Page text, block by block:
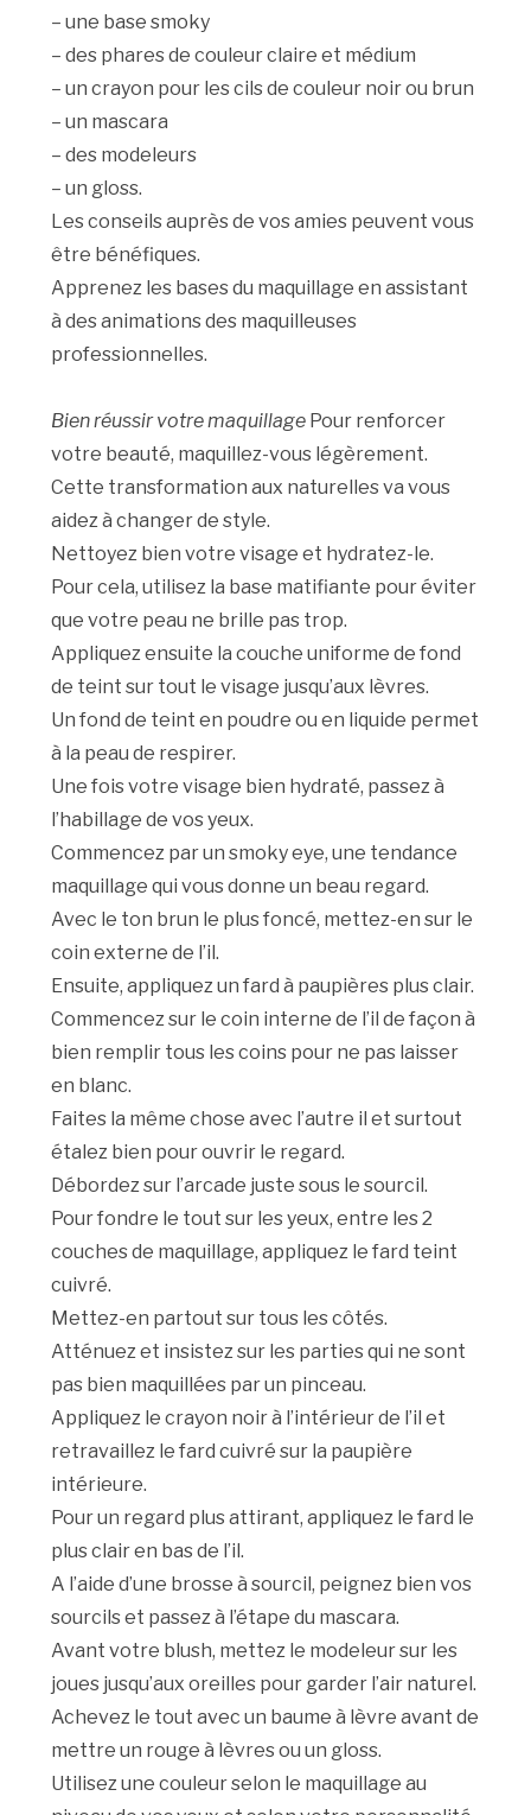
– une base smoky
– des phares de couleur claire et médium
– un crayon pour les cils de couleur noir ou brun
– un mascara
– des modeleurs
– un gloss.
Les conseils auprès de vos amies peuvent vous
être bénéfiques.
Apprenez les bases du maquillage en assistant
à des animations des maquilleuses
professionnelles.
Bien réussir votre maquillage Pour renforcer
votre beauté, maquillez-vous légèrement.
Cette transformation aux naturelles va vous
aidez à changer de style.
Nettoyez bien votre visage et hydratez-le.
Pour cela, utilisez la base matifiante pour éviter
que votre peau ne brille pas trop.
Appliquez ensuite la couche uniforme de fond
de teint sur tout le visage jusqu’aux lèvres.
Un fond de teint en poudre ou en liquide permet
à la peau de respirer.
Une fois votre visage bien hydraté, passez à
l’habillage de vos yeux.
Commencez par un smoky eye, une tendance
maquillage qui vous donne un beau regard.
Avec le ton brun le plus foncé, mettez-en sur le
coin externe de l’il.
Ensuite, appliquez un fard à paupières plus clair.
Commencez sur le coin interne de l’il de façon à
bien remplir tous les coins pour ne pas laisser
en blanc.
Faites la même chose avec l’autre il et surtout
étalez bien pour ouvrir le regard.
Débordez sur l’arcade juste sous le sourcil.
Pour fondre le tout sur les yeux, entre les 2
couches de maquillage, appliquez le fard teint
cuivré.
Mettez-en partout sur tous les côtés.
Atténuez et insistez sur les parties qui ne sont
pas bien maquillées par un pinceau.
Appliquez le crayon noir à l’intérieur de l’il et
retravaillez le fard cuivré sur la paupière
intérieure.
Pour un regard plus attirant, appliquez le fard le
plus clair en bas de l’il.
A l’aide d’une brosse à sourcil, peignez bien vos
sourcils et passez à l’étape du mascara.
Avant votre blush, mettez le modeleur sur les
joues jusqu’aux oreilles pour garder l’air naturel.
Achevez le tout avec un baume à lèvre avant de
mettre un rouge à lèvres ou un gloss.
Utilisez une couleur selon le maquillage au